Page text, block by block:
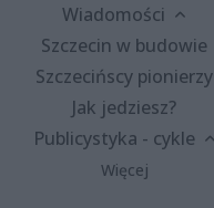
Wiadomości
Szczecin w budowie
Szczecińscy pionierzy
Jak jedziesz?
Publicystyka - cykle
Więcej